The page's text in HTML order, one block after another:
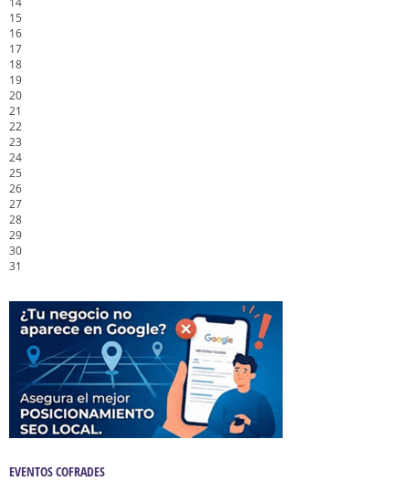
15
16
17
18
19
20
21
22
23
24
25
26
27
28
29
30
31
EVENTOS COFRADES